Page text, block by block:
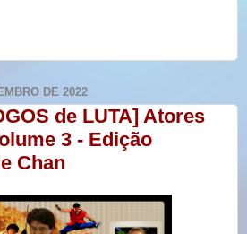
DE 2022
de LUTA] Atores
3 - Edição
Chan